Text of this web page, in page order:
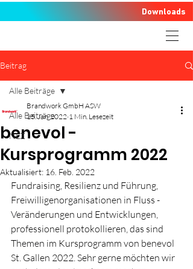
Downloads
Beitrag
Alle Beiträge
NLZ
Alle Beiträge
benevol -
Kursprogramm 2022
Brandwork GmbH ASW
15. Jan. 2022 1 Min. Lesezeit
Aktualisiert: 16. Feb. 2022
Fundraising, Resilienz und Führung,
Freiwilligenorganisationen in Fluss -
Veränderungen und Entwicklungen,
professionell protokollieren, das sind
Themen im Kursprogramm von benevol
St. Gallen 2022. Sehr gerne möchten wir